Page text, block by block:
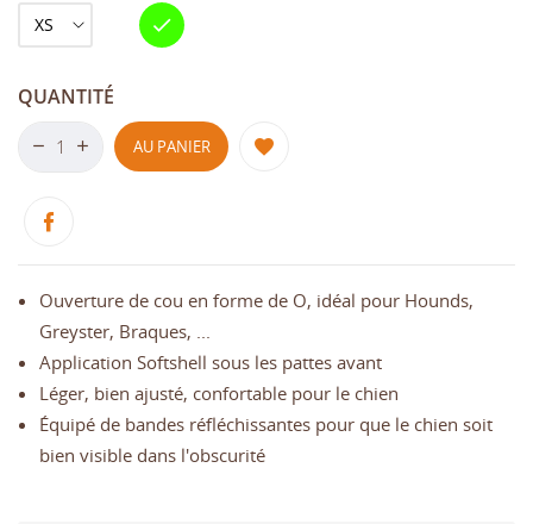
Vert
QUANTITÉ
AU PANIER
Ouverture de cou en forme de O, idéal pour Hounds,
Greyster, Braques, ...
Application Softshell sous les pattes avant
Léger, bien ajusté, confortable pour le chien
Équipé de bandes réfléchissantes pour que le chien soit
bien visible dans l'obscurité